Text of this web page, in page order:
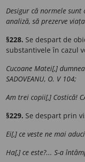
Desigur că normele
analiză, să prezerve
§228. Se despart de
substantivele în cazul
Cucoane Matei[,]
SADOVEANU, O. V 104;
Am trei copii[,] Costică!
§229. Se despart prin
Ei[,] ce veste ne mai
Ha[,] ce este?... S-a